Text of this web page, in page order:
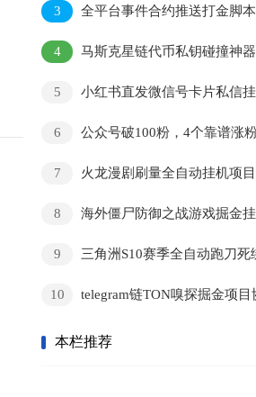
量放大
3
全平台事件合约推送打金脚本
分析脚本，号称胜率百分之90以上
4
马斯克星链代币私钥碰撞神器
5
小红书直发微信号卡片私信挂
6
公众号破100粉，4个靠谱涨
7
火龙漫剧刷量全自动挂机项目
8
海外僵尸防御之战游戏掘金挂
9
三角洲S10赛季全自动跑刀死
10
telegram链TON嗅探掘金项目
本栏推荐